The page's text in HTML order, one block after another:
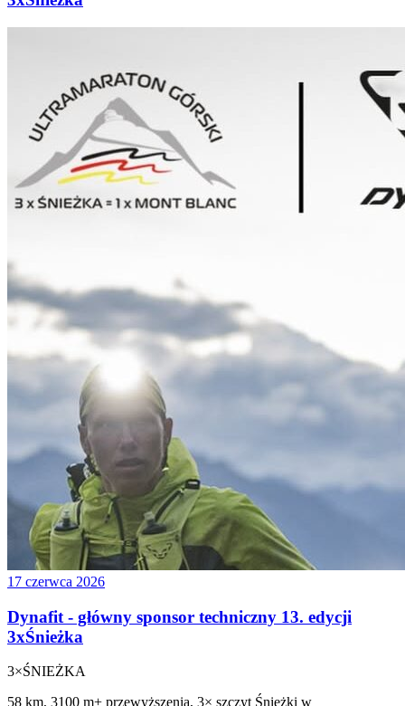
17 czerwca 2026
Dynafit - główny sponsor techniczny 13. edycji
3xŚnieżka
3×ŚNIEŻKA
58 km, 3100 m+ przewyższenia, 3× szczyt Śnieżki w